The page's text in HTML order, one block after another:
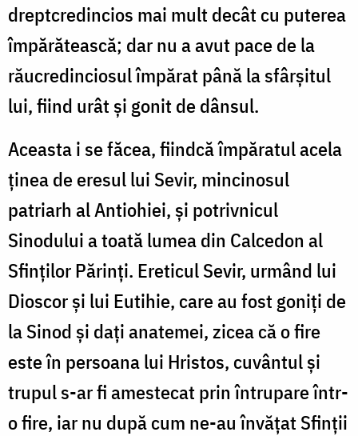
dreptcredincios mai mult decât cu puterea
împărătească; dar nu a avut pace de la
răucredinciosul împărat până la sfârșitul
lui, fiind urât și gonit de dânsul.
Aceasta i se făcea, fiindcă împăratul acela
ținea de eresul lui Sevir, mincinosul
patriarh al Antiohiei, și potrivnicul
Sinodului a toată lumea din Calcedon al
Sfinților Părinți. Ereticul Sevir, urmând lui
Dioscor și lui Eutihie, care au fost goniți de
la Sinod și dați anatemei, zicea că o fire
este în persoana lui Hristos, cuvântul și
trupul s-ar fi amestecat prin întrupare într-
o fire, iar nu după cum ne-au învățat Sfinții